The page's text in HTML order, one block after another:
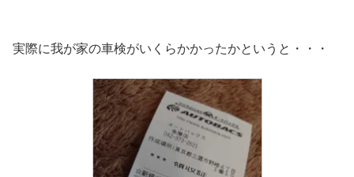
実際に我が家の車検がいくらかかったかというと・・・